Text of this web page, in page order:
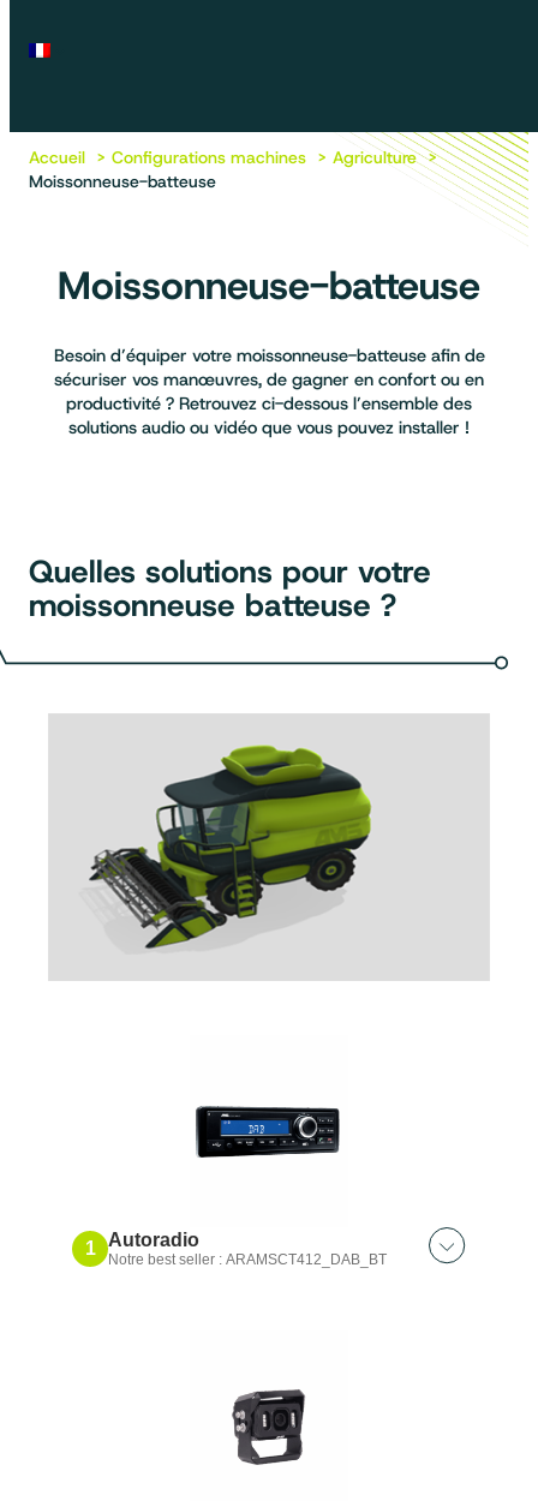
Accueil Configurations machines
Agriculture
Moissonneuse-batteuse
Moissonneuse-batteuse
Besoin d’équiper votre moissonneuse-batteuse afin de
sécuriser vos manœuvres, de gagner en confort ou en
productivité ? Retrouvez ci-dessous l’ensemble des
solutions audio ou vidéo que vous pouvez installer !
Quelles solutions pour votre
moissonneuse batteuse ?
1 Autoradio
Notre best seller : ARAMSCT412_DAB_BT
Autoradio Bluetooth® DAB+ Valtra
Autoradio Bluetooth® DAB+ Massey